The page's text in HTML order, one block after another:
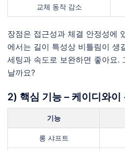
교체 동작 감소
장점은 접근성과 체결 안정성에
에서는 길이 특성상 비틀림이 생
세팅과 속도로 보완하면 좋아요.
날까요?
2) 핵심 기능 – 케이디와이
기능
롱 샤프트